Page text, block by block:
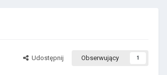
Udostępnij Obserwujący 1